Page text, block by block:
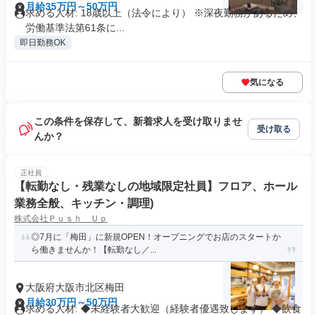
月給35万円～50万円
求める人材: 18歳以上（法令により） ※深夜勤務があるため、
労働基準法第61条に...
即日勤務OK
気になる
この条件を保存して、新着求人を受け取りませ
んか？
受け取る
正社員
【転勤なし・残業なしの地域限定社員】フロア、ホール
業務全般、キッチン・調理)
株式会社Ｐｕｓｈ Ｕｐ
◎7月に「梅田」に新規OPEN！オープニングでお店のスタートか
ら働きませんか！【転勤なし／...
大阪府大阪市北区梅田
月給30万円～50万円
求める人材: ◆未経験者大歓迎（経験者優遇致します） ◆飲食